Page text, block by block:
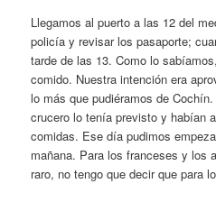
Llegamos al puerto a las 12 del
policía y revisar los pasaporte;
tarde de las 13. Como lo
comido. Nuestra intención era
lo más que pudiéramos de
crucero lo tenía previsto y habían
comidas. Ese día pudimos
mañana. Para los franceses y los
raro, no tengo que decir que para